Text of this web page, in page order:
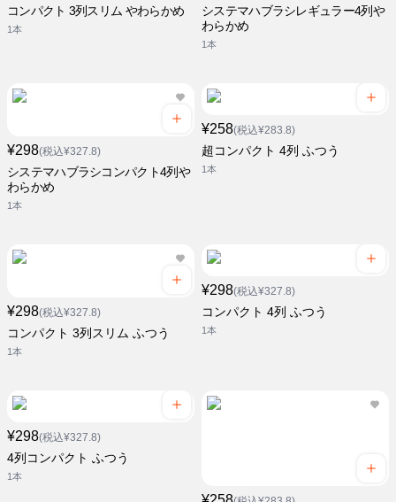
コンパクト 3列スリム やわらかめ
1本
システマハブラシレギュラー4列や
わらかめ
1本
¥298(税込¥327.8)
システマハブラシコンパクト4列や
わらかめ
1本
¥258(税込¥283.8)
超コンパクト 4列 ふつう
1本
¥298(税込¥327.8)
コンパクト 3列スリム ふつう
1本
¥298(税込¥327.8)
コンパクト 4列 ふつう
1本
¥298(税込¥327.8)
4列コンパクト ふつう
1本